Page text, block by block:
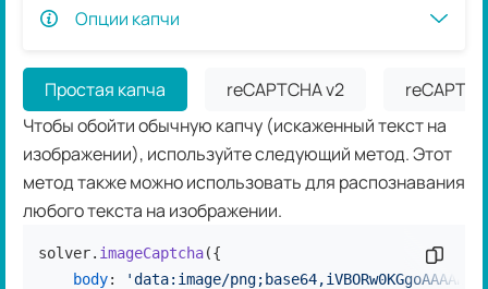
Опции капчи
Простая капча reCAPTCHA v2
Чтобы обойти обычную капчу (искаженный текст на
изображении), используйте следующий метод. Этот
метод также можно использовать для распознавания
любого текста на изображении.
solver. imageCaptcha({
body:
'data:image/